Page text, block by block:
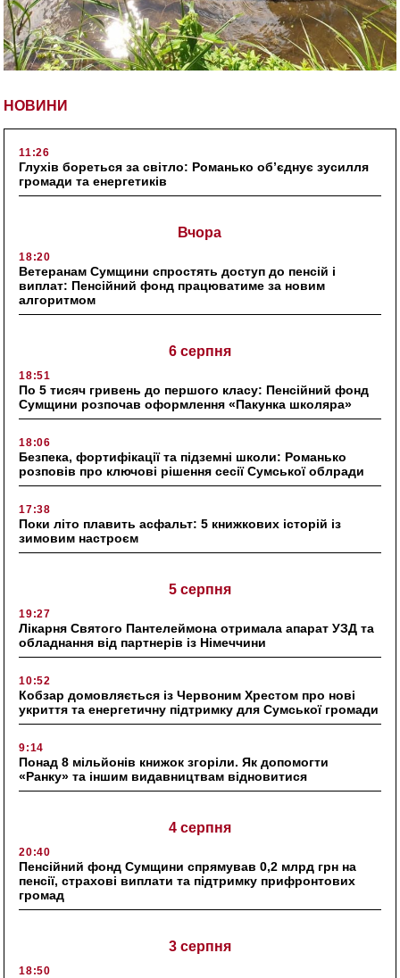
НОВИНИ
11:26
Глухів бореться за світло: Романько об’єднує зусилля
громади та енергетиків
Вчора
18:20
Ветеранам Сумщини спростять доступ до пенсій і
виплат: Пенсійний фонд працюватиме за новим
алгоритмом
6 серпня
18:51
По 5 тисяч гривень до першого класу: Пенсійний фонд
Сумщини розпочав оформлення «Пакунка школяра»
18:06
Безпека, фортифікації та підземні школи: Романько
розповів про ключові рішення сесії Сумської облради
17:38
Поки літо плавить асфальт: 5 книжкових історій із
зимовим настроєм
5 серпня
19:27
Лікарня Святого Пантелеймона отримала апарат УЗД та
обладнання від партнерів із Німеччини
10:52
Кобзар домовляється із Червоним Хрестом про нові
укриття та енергетичну підтримку для Сумської громади
9:14
Понад 8 мільйонів книжок згоріли. Як допомогти
«Ранку» та іншим видавництвам відновитися
4 серпня
20:40
Пенсійний фонд Сумщини спрямував 0,2 млрд грн на
пенсії, страхові виплати та підтримку прифронтових
громад
3 серпня
18:50